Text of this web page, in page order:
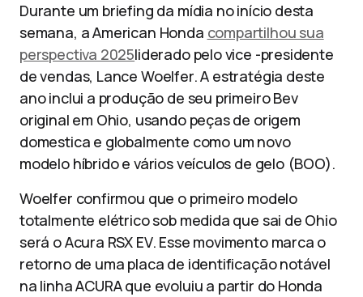
Durante um briefing da mídia no início desta
semana, a American Honda compartilhou sua
perspectiva 2025liderado pelo vice -presidente
de vendas, Lance Woelfer. A estratégia deste
ano inclui a produção de seu primeiro Bev
original em Ohio, usando peças de origem
domestica e globalmente como um novo
modelo híbrido e vários veículos de gelo (BOO).
Woelfer confirmou que o primeiro modelo
totalmente elétrico sob medida que sai de Ohio
será o Acura RSX EV. Esse movimento marca o
retorno de uma placa de identificação notável
na linha ACURA que evoluiu a partir do Honda